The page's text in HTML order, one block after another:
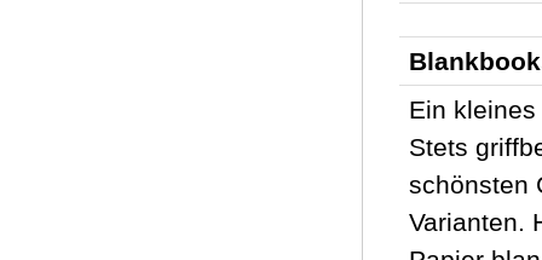
Ein
Stets
schönsten
Varianten.